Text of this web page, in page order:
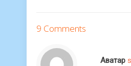
9 Comments
Аватар